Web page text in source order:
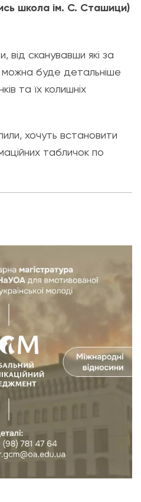
школа ім. С. Сташици)
сканувавши які за
буде детальніше
та їх колишніх
хочуть встановити
табличок по